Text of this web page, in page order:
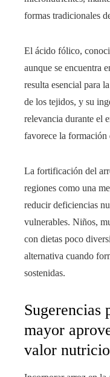
formas tradicionales
El ácido fólico,
aunque se encuentra
resulta esencial para
de los tejidos, y su
relevancia durante el
favorece la formación
La fortificación del
regiones como una
reducir deficiencias
vulnerables. Niños,
con dietas poco
alternativa cuando
sostenidas.
Sugerencias
mayor
valor